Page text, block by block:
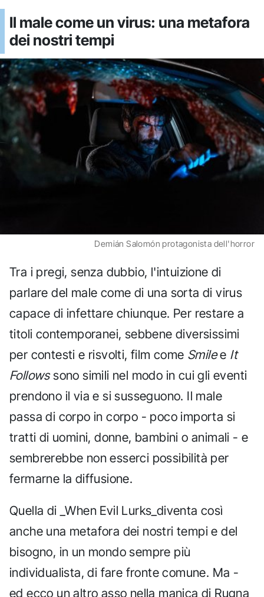
Il male come un virus: una metafora
dei nostri tempi
Demián Salomón protagonista dell'horror
Tra i pregi, senza dubbio, l'intuizione di
parlare del male come di una sorta di virus
capace di infettare chiunque. Per restare a
titoli contemporanei, sebbene diversissimi
per contesti e risvolti, film come Smilee It
Followssono simili nel modo in cui gli eventi
prendono il via e si susseguono. Il male
passa di corpo in corpo - poco importa si
tratti di uomini, donne, bambini o animali - e
sembrerebbe non esserci possibilità per
fermarne la diffusione.
Quella di _When Evil Lurks_diventa così
anche una metafora dei nostri tempi e del
bisogno, in un mondo sempre più
individualista, di fare fronte comune. Ma -
ed ecco un altro asso nella manica di Rugna